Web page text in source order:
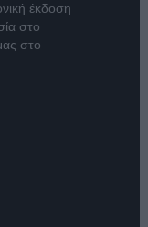
έκδοση
στο
στο